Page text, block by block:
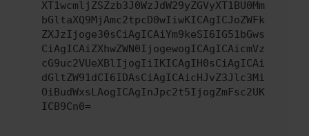
XT1wcmljZSZzb3J0WzJdW29yZGVyXT1BU0Mm
bGltaXQ9MjAmc2tpcD0wIiwKICAgICJoZWFk
ZXJzIjoge30sCiAgICAiYm9keSI6IG51bGws
CiAgICAiZXhwZWN0IjogewogICAgICAicmVz
cG9uc2VUeXBlIjogIiIKICAgIH0sCiAgICAi
dGltZW91dCI6IDAsCiAgICAicHJvZ3Jlc3Mi
OiBudWxsLAogICAgInJpc2t5IjogZmFsc2UK
ICB9Cn0=